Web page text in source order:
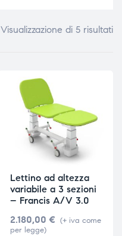
Visualizzazione di 5 risultati
Lettino ad altezza
variabile a 3 sezioni
– Francis A/V 3.0
2.180,00 € (+ iva come
per legge)